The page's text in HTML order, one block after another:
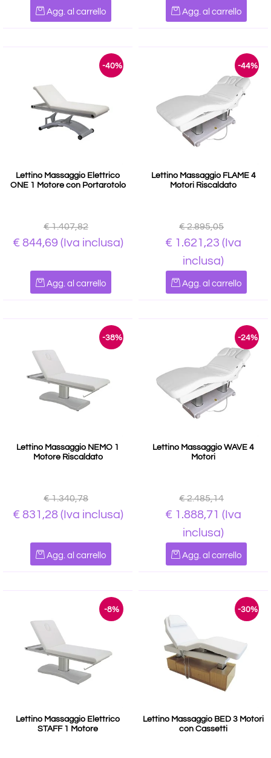
Agg. al carrello Agg. al carrello
-40%
Lettino Massaggio Elettrico
ONE 1 Motore con Portarotolo
€ 1.407,82
€ 844,69 (Iva inclusa)
Agg. al carrello
-44%
Lettino Massaggio FLAME 4
Motori Riscaldato
€ 2.895,05
€ 1.621,23 (Iva
inclusa)
Agg. al carrello
-38%
Lettino Massaggio NEMO 1
Motore Riscaldato
€ 1.340,78
€ 831,28(Iva inclusa)
Agg. al carrello
-24%
Lettino Massaggio WAVE 4
Motori
€ 2.485,14
€ 1.888,71 (Iva
inclusa)
Agg. al carrello
-8%
Lettino Massaggio Elettrico
STAFF 1 Motore
-30%
Lettino Massaggio BED 3 Motori
con Cassetti